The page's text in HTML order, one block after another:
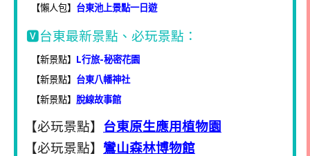
【懶人包】 台東池上景點一日遊
🆅台東最新景點、必玩景點：
【新景點】 L行旅-秘密花園
【新景點】 台東八幡神社
【新景點】 脫線故事館
【必玩景點】 台東原生應用植物園
【必玩景點】 鸞山森林博物館